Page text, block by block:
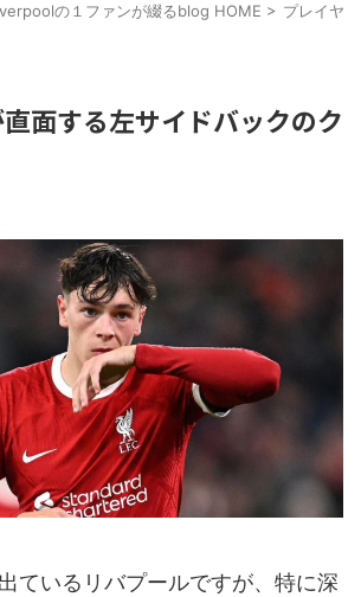
の１ファンが綴るblog HOME > プレイヤー
面する左サイドバックのク
ているリバプールですが、特に深